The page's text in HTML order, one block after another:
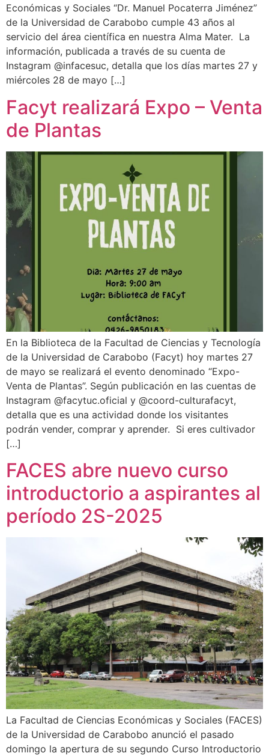
Económicas y Sociales “Dr. Manuel Pocaterra Jiménez”
de la Universidad de Carabobo cumple 43 años al
servicio del área científica en nuestra Alma Mater. La
información, publicada a través de su cuenta de
Instagram @infacesuc, detalla que los días martes 27 y
miércoles 28 de mayo […]
Facyt realizará Expo – Venta
de Plantas
En la Biblioteca de la Facultad de Ciencias y Tecnología
de la Universidad de Carabobo (Facyt) hoy martes 27
de mayo se realizará el evento denominado “Expo-
Venta de Plantas”. Según publicación en las cuentas de
Instagram @facytuc.oficial y @coord-culturafacyt,
detalla que es una actividad donde los visitantes
podrán vender, comprar y aprender. Si eres cultivador
[…]
FACES abre nuevo curso
introductorio a aspirantes al
período 2S-2025
La Facultad de Ciencias Económicas y Sociales (FACES)
de la Universidad de Carabobo anunció el pasado
domingo la apertura de su segundo Curso Introductorio